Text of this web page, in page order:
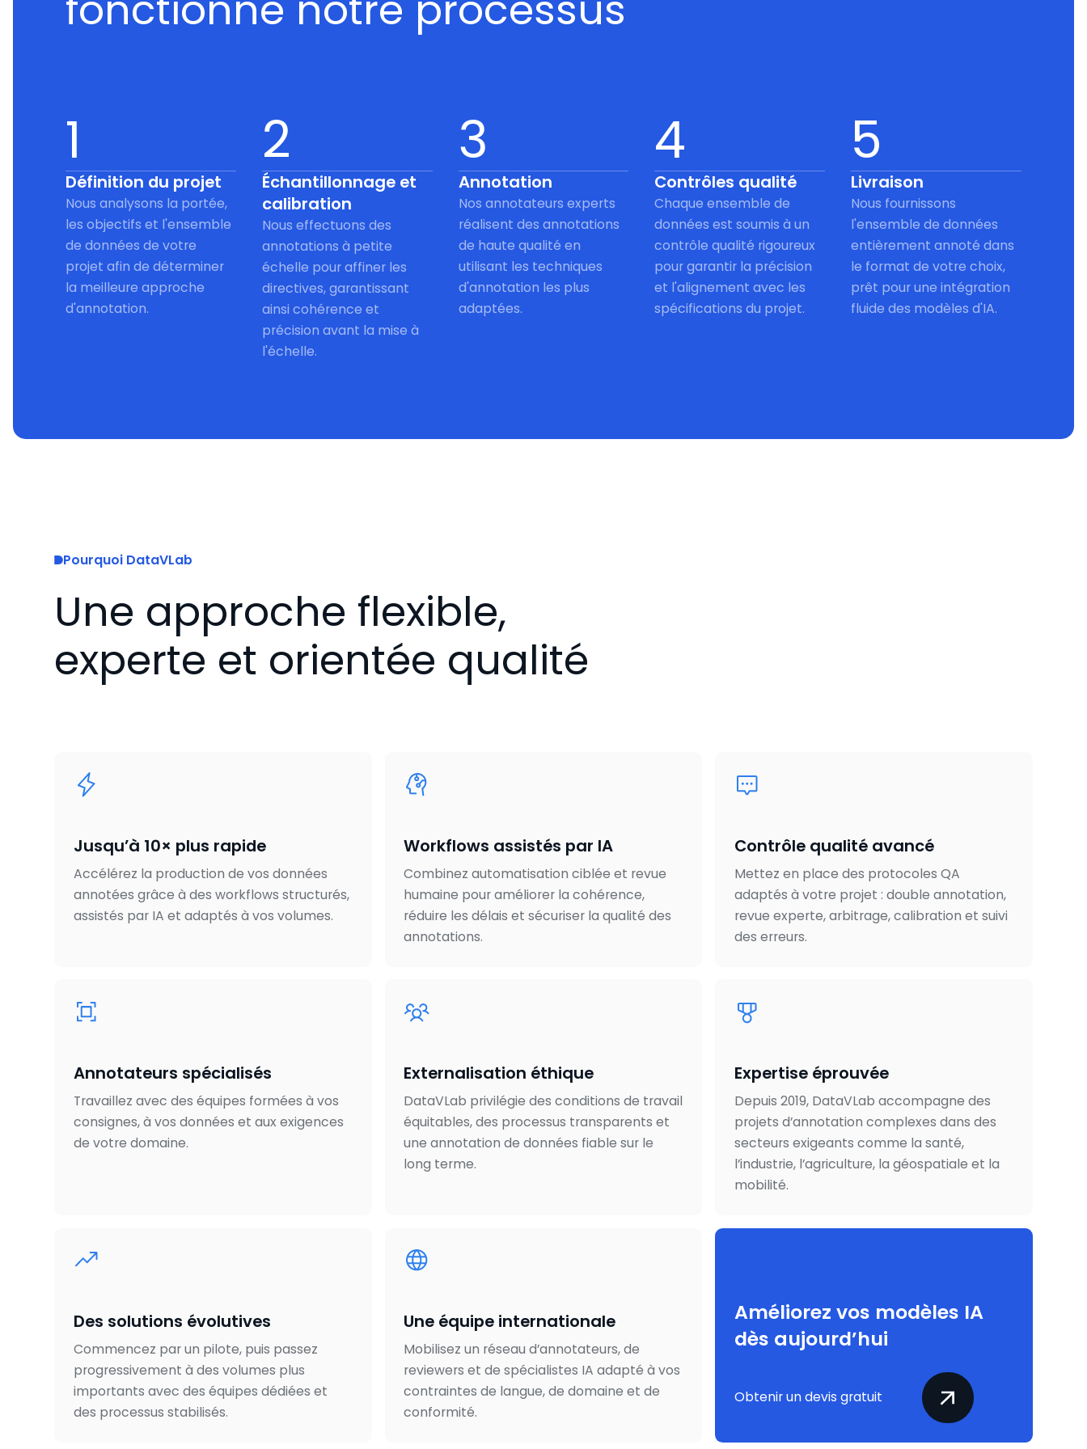
1
Définition du projet
Nous analysons la portée,
les objectifs et l'ensemble
de données de votre
projet afin de déterminer
la meilleure approche
d'annotation.
2
Échantillonnage et
calibration
Nous effectuons des
annotations à petite
échelle pour affiner les
directives, garantissant
ainsi cohérence et
précision avant la mise à
l'échelle.
3
Annotation
Nos annotateurs experts
réalisent des annotations
de haute qualité en
utilisant les techniques
d'annotation les plus
adaptées.
4
Contrôles qualité
Chaque ensemble de
données est soumis à un
contrôle qualité rigoureux
pour garantir la précision
et l'alignement avec les
spécifications du projet.
5
Livraison
Nous fournissons
l'ensemble de données
entièrement annoté dans
le format de votre choix,
prêt pour une intégration
fluide des modèles d'IA.
Pourquoi DataVLab
Une approche flexible,
experte et orientée qualité
Jusqu’à 10× plus rapide
Accélérez la production de vos données
annotées grâce à des workflows structurés,
assistés par IA et adaptés à vos volumes.
Workflows assistés par IA
Combinez automatisation ciblée et revue
humaine pour améliorer la cohérence,
réduire les délais et sécuriser la qualité des
annotations.
Contrôle qualité avancé
Mettez en place des protocoles QA
adaptés à votre projet : double annotation,
revue experte, arbitrage, calibration et suivi
des erreurs.
Annotateurs spécialisés
Travaillez avec des équipes formées à vos
consignes, à vos données et aux exigences
de votre domaine.
Externalisation éthique
DataVLab privilégie des conditions de travail
équitables, des processus transparents et
une annotation de données fiable sur le
long terme.
Expertise éprouvée
Depuis 2019, DataVLab accompagne des
projets d’annotation complexes dans des
secteurs exigeants comme la santé,
l’industrie, l’agriculture, la géospatiale et la
mobilité.
Des solutions évolutives
Commencez par un pilote, puis passez
progressivement à des volumes plus
importants avec des équipes dédiées et
des processus stabilisés.
Une équipe internationale
Mobilisez un réseau d’annotateurs, de
reviewers et de spécialistes IA adapté à vos
contraintes de langue, de domaine et de
conformité.
Améliorez vos modèles IA
dès aujourd’hui
Obtenir un devis gratuit